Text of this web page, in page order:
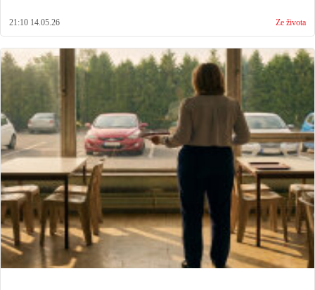
21:10 14.05.26 Ze života